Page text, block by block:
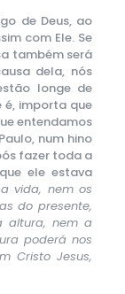
de Deus, ao
com Ele. Se
também será
dela, nós
longe de
é, importa que
entendamos
num hino
fazer toda a
ele estava
vida, nem os
do presente,
altura, nem a
poderá nos
Cristo Jesus,